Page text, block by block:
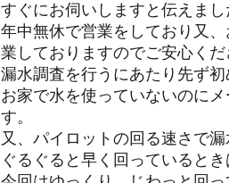
すぐにお伺いしますと伝えま
年中無休で営業をしており又
業しておりますのでご安心くだ
漏水調査を行うにあたり先ず
お家で水を使っていないのに
す。
又、パイロットの回る速さで漏
ぐるぐると早く回っていると